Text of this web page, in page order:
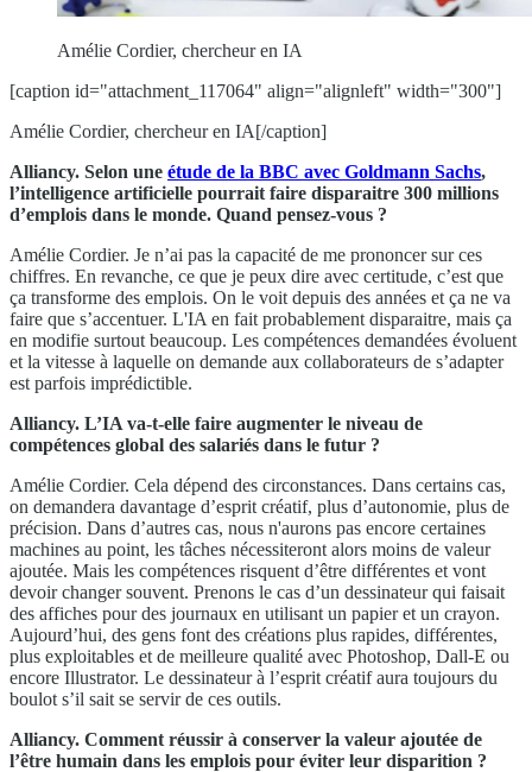
Amélie Cordier, chercheur en IA
[caption id="attachment_117064" align="alignleft" width="300"]
Amélie Cordier, chercheur en IA[/caption]
Alliancy. Selon une étude de la BBC avec Goldmann Sachs,
l’intelligence artificielle pourrait faire disparaitre 300 millions
d’emplois dans le monde. Quand pensez-vous ?
Amélie Cordier. Je n’ai pas la capacité de me prononcer sur ces
chiffres. En revanche, ce que je peux dire avec certitude, c’est que
ça transforme des emplois. On le voit depuis des années et ça ne va
faire que s’accentuer. L'IA en fait probablement disparaitre, mais ça
en modifie surtout beaucoup. Les compétences demandées évoluent
et la vitesse à laquelle on demande aux collaborateurs de s’adapter
est parfois imprédictible.
Alliancy. L’IA va-t-elle faire augmenter le niveau de
compétences global des salariés dans le futur ?
Amélie Cordier. Cela dépend des circonstances. Dans certains cas,
on demandera davantage d’esprit créatif, plus d’autonomie, plus de
précision. Dans d’autres cas, nous n'aurons pas encore certaines
machines au point, les tâches nécessiteront alors moins de valeur
ajoutée. Mais les compétences risquent d’être différentes et vont
devoir changer souvent. Prenons le cas d’un dessinateur qui faisait
des affiches pour des journaux en utilisant un papier et un crayon.
Aujourd’hui, des gens font des créations plus rapides, différentes,
plus exploitables et de meilleure qualité avec Photoshop, Dall-E ou
encore Illustrator. Le dessinateur à l’esprit créatif aura toujours du
boulot s’il sait se servir de ces outils.
Alliancy. Comment réussir à conserver la valeur ajoutée de
l’être humain dans les emplois pour éviter leur disparition ?